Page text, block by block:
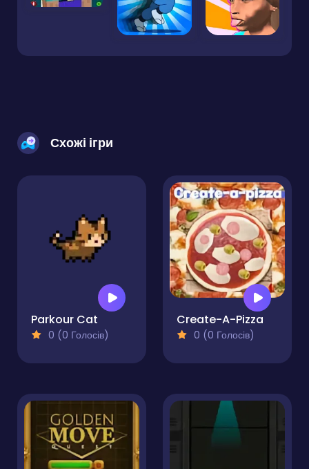
Схожі ігри
Parkour Cat
0 (0 Голосів)
Create-A-Pizza
0 (0 Голосів)